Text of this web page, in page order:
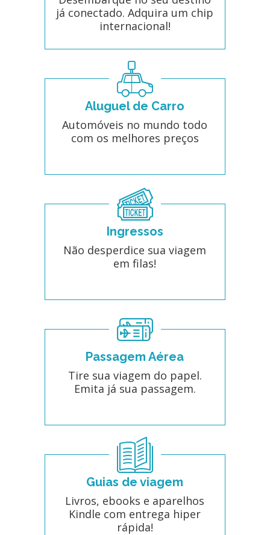
já conectado. Adquira um chip
internacional!
Aluguel de Carro
Automóveis no mundo todo
com os melhores preços
Ingressos
Não desperdice sua viagem
em filas!
Passagem Aérea
Tire sua viagem do papel.
Emita já sua passagem.
Guias de viagem
Livros, ebooks e aparelhos
Kindle com entrega hiper
rápida!